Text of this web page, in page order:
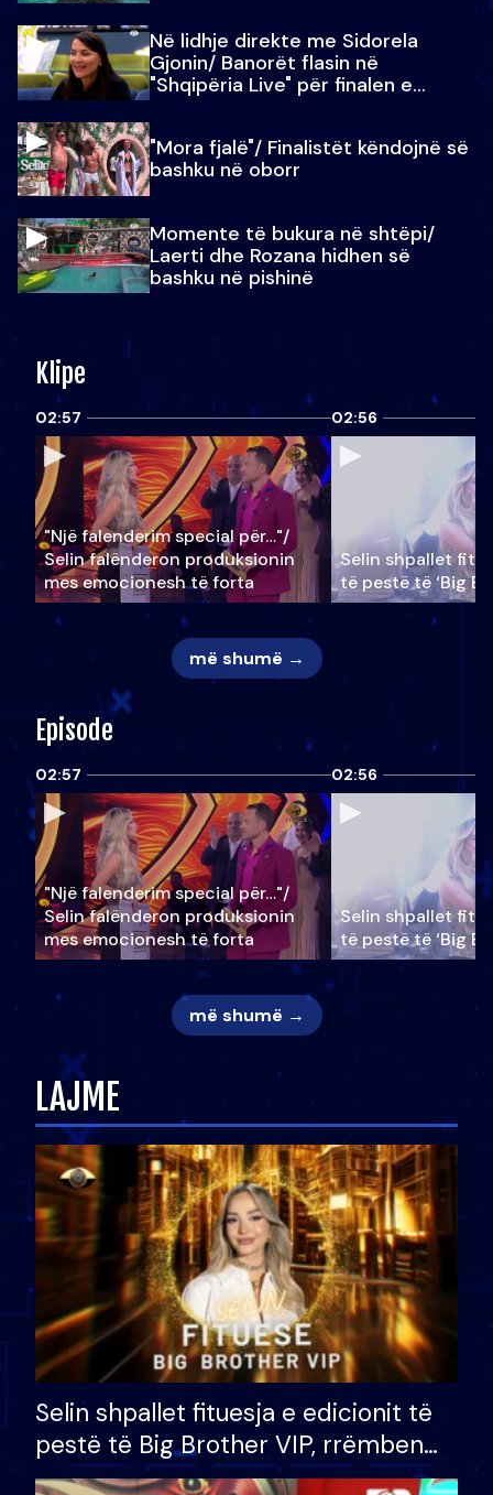
Në lidhje direkte me Sidorela
Gjonin/ Banorët flasin në
"Shqipëria Live" për finalen e
"Mora fjalë"/ Finalistët këndojnë së
bashku në oborr
Momente të bukura në shtëpi/
Laerti dhe Rozana hidhen së
bashku në pishinë
Klipe
02:57
"Një falenderim special për…"/
Selin falënderon produksionin
mes emocionesh të forta
02:56
Selin shpallet
të pestë të ‘Big
më shumë →
Episode
02:57
"Një falenderim special për…"/
Selin falënderon produksionin
mes emocionesh të forta
02:56
Selin shpallet
të pestë të ‘Big
më shumë →
LAJME
Selin shpallet fituesja e edicionit të
pestë të Big Brother VIP, rrëmben
çmimin e madh prej 100 mijë eurosh